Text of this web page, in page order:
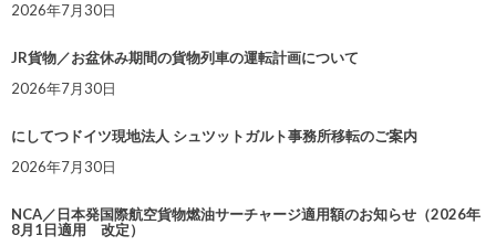
2026年7月30日
JR貨物／お盆休み期間の貨物列車の運転計画について
2026年7月30日
にしてつドイツ現地法人 シュツットガルト事務所移転のご案内
2026年7月30日
NCA／日本発国際航空貨物燃油サーチャージ適用額のお知らせ（2026年
8月1日適用 改定）